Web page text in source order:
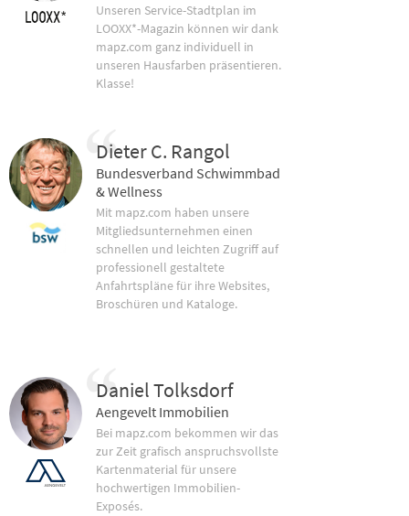
Unseren Service-Stadtplan im
LOOXX*-Magazin können wir dank
mapz.com ganz individuell in
unseren Hausfarben präsentieren.
Klasse!
Dieter C. Rangol
Bundesverband Schwimmbad
& Wellness
Mit mapz.com haben unsere
Mitgliedsunternehmen einen
schnellen und leichten Zugriff auf
professionell gestaltete
Anfahrtspläne für ihre Websites,
Broschüren und Kataloge.
Daniel Tolksdorf
Aengevelt Immobilien
Bei mapz.com bekommen wir das
zur Zeit grafisch anspruchsvollste
Kartenmaterial für unsere
hochwertigen Immobilien-
Exposés.